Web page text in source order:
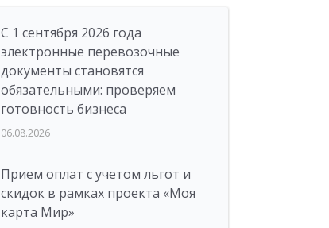
С 1 сентября 2026 года
электронные перевозочные
документы становятся
обязательными: проверяем
готовность бизнеса
06.08.2026
Прием оплат с учетом льгот и
скидок в рамках проекта «Моя
карта Мир»